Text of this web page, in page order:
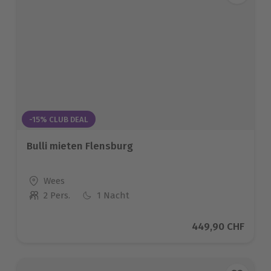
-15% CLUB DEAL
Bulli mieten Flensburg
Standort
Wees
Anzahl der Teilnehmer
2 Pers. 1 Nacht
Aktueller Preis
449,90 CHF